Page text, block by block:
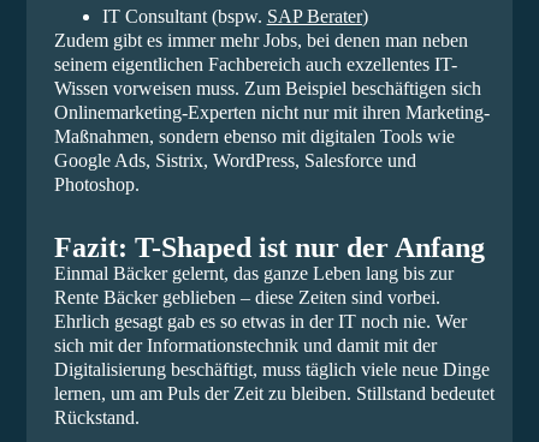
IT Consultant (bspw. SAP Berater)
Zudem gibt es immer mehr Jobs, bei denen man neben
seinem eigentlichen Fachbereich auch exzellentes IT-
Wissen vorweisen muss. Zum Beispiel beschäftigen sich
Onlinemarketing-Experten nicht nur mit ihren Marketing-
Maßnahmen, sondern ebenso mit digitalen Tools wie
Google Ads, Sistrix, WordPress, Salesforce und
Photoshop.
Fazit: T-Shaped ist nur der Anfang
Einmal Bäcker gelernt, das ganze Leben lang bis zur
Rente Bäcker geblieben – diese Zeiten sind vorbei.
Ehrlich gesagt gab es so etwas in der IT noch nie. Wer
sich mit der Informationstechnik und damit mit der
Digitalisierung beschäftigt, muss täglich viele neue Dinge
lernen, um am Puls der Zeit zu bleiben. Stillstand bedeutet
Rückstand.